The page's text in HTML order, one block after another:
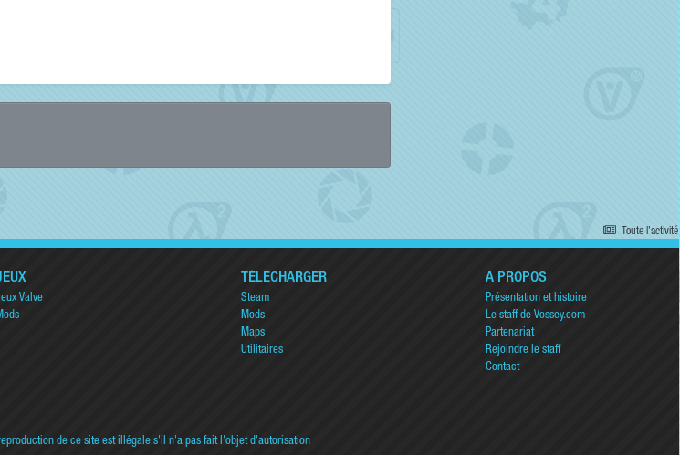
Toute l’activité
Valve
TÉLÉCHARGER
Steam
Mods
Maps
Utilitaires
A PROPOS
Présentation et histoire
Le staff de Vossey.com
Partenariat
Rejoindre le staff
Contact
de ce site est illégale s'il n'a pas fait l'objet d'autorisation